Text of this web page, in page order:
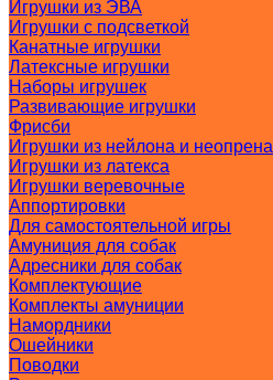
Игрушки из ЭВА
Игрушки с подсветкой
Канатные игрушки
Латексные игрушки
Наборы игрушек
Развивающие игрушки
Фрисби
Игрушки из нейлона и неопрена
Игрушки из латекса
Игрушки веревочные
Аппортировки
Для самостоятельной игры
Амуниция для собак
Адресники для собак
Комплектующие
Комплекты амуниции
Намордники
Ошейники
Поводки